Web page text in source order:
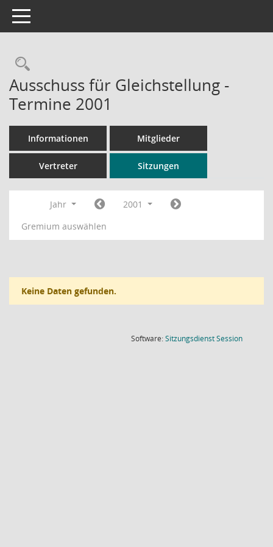
Toggle navigation
Rechercheauswahl
Ausschuss für Gleichstellung -
Termine 2001
Informationen Mitglieder
Vertreter Sitzungen
Jahr
2001
Gremium auswählen
Keine Daten gefunden.
Software:SitzungsdienstSession(Wird in